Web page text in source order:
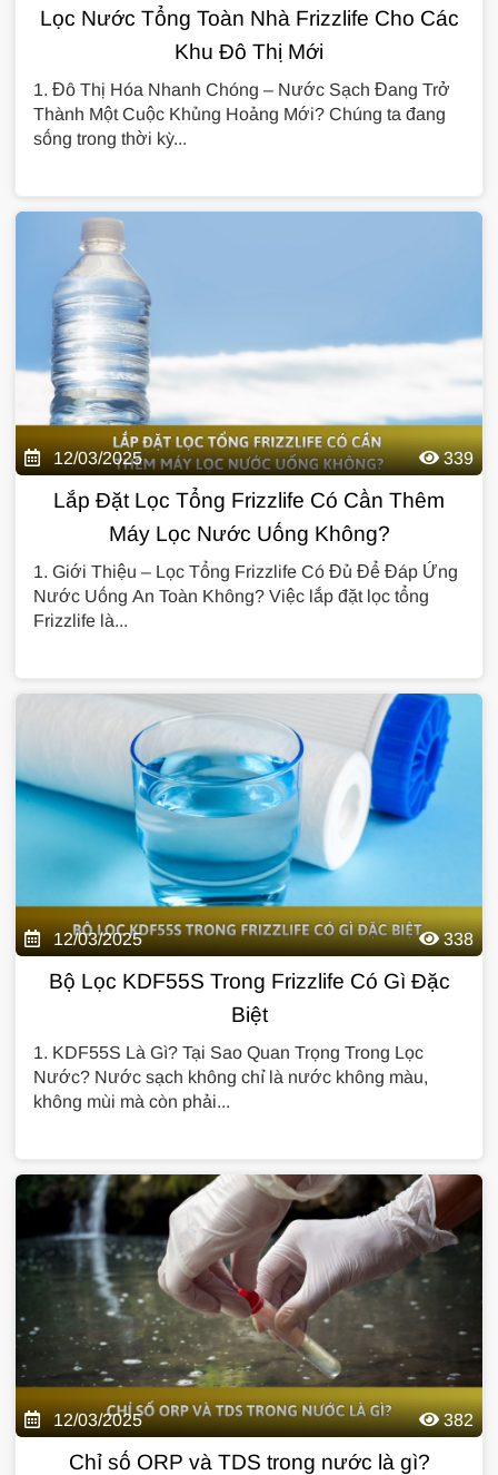
Lọc Nước Tổng Toàn Nhà Frizzlife Cho Các
Khu Đô Thị Mới
1. Đô Thị Hóa Nhanh Chóng – Nước Sạch Đang Trở
Thành Một Cuộc Khủng Hoảng Mới? Chúng ta đang
sống trong thời kỳ...
12/03/2025 339
Lắp Đặt Lọc Tổng Frizzlife Có Cần Thêm
Máy Lọc Nước Uống Không?
1. Giới Thiệu – Lọc Tổng Frizzlife Có Đủ Để Đáp Ứng
Nước Uống An Toàn Không? Việc lắp đặt lọc tổng
Frizzlife là...
12/03/2025 338
Bộ Lọc KDF55S Trong Frizzlife Có Gì Đặc
Biệt
1. KDF55S Là Gì? Tại Sao Quan Trọng Trong Lọc
Nước? Nước sạch không chỉ là nước không màu,
không mùi mà còn phải...
12/03/2025 382
Chỉ số ORP và TDS trong nước là gì?